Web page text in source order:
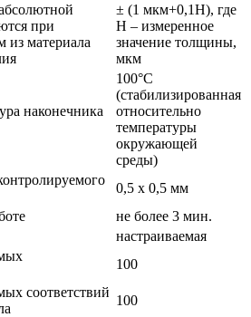
при
из материала
± (1 мкм+0,1H), где
Н – измеренное
значение толщины,
мкм
наконечника
100°С
(стабилизированная
относительно
температуры
окружающей
среды)
0,5 х 0,5 мм
не более 3 мин.
настраиваемая
100
соответствий
100